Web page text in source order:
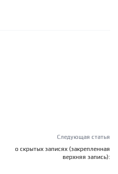
Следующая статья
о скрытых записях (закрепленная
верхняя запись):